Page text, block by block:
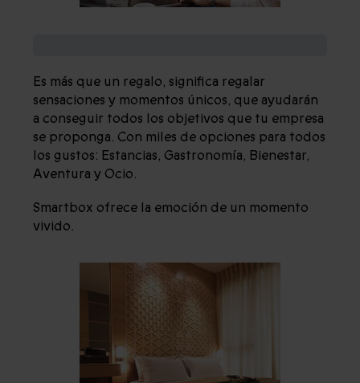
Es más que un regalo, significa regalar
sensaciones y momentos únicos, que ayudarán
a conseguir todos los objetivos que tu empresa
se proponga. Con miles de opciones para todos
los gustos: Estancias, Gastronomía, Bienestar,
Aventura y Ocio.
Smartbox ofrece la emoción de un momento
vivido.